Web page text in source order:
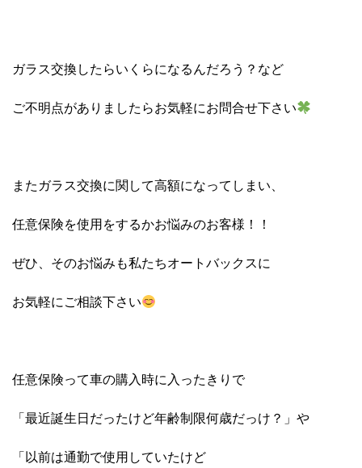
ガラス交換したらいくらになるんだろう？など
ご不明点がありましたらお気軽にお問合せ下さい
またガラス交換に関して高額になってしまい、
任意保険を使用をするかお悩みのお客様！！
ぜひ、そのお悩みも私たちオートバックスに
お気軽にご相談下さい
任意保険って車の購入時に入ったきりで
「最近誕生日だったけど年齢制限何歳だっけ？」や
「以前は通勤で使用していたけど